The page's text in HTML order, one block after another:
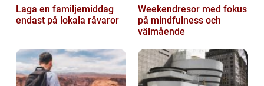
Laga en familjemiddag
endast på lokala råvaror
Weekendresor med fokus
på mindfulness och
välmående